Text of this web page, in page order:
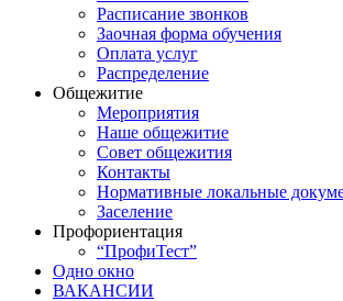
Расписание звонков
Заочная форма обучения
Оплата услуг
Распределение
Общежитие
Мероприятия
Наше общежитие
Совет общежития
Контакты
Нормативные локальные
Заселение
Профориентация
“ПрофиТест”
Одно окно
ВАКАНСИИ